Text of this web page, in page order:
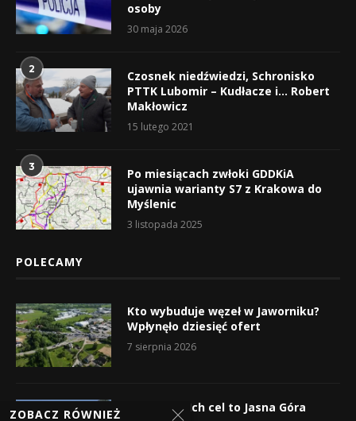
osoby
30 maja 2026
2
Czosnek niedźwiedzi, Schronisko
PTTK Lubomir – Kudłacze i… Robert
Makłowicz
15 lutego 2021
3
Po miesiącach zwłoki GDDKiA
ujawnia warianty S7 z Krakowa do
Myślenic
3 listopada 2025
POLECAMY
Kto wybuduje węzeł w Jaworniku?
Wpłynęło dziesięć ofert
7 sierpnia 2026
Wyruszyli! Ich cel to Jasna Góra
ZOBACZ RÓWNIEŻ